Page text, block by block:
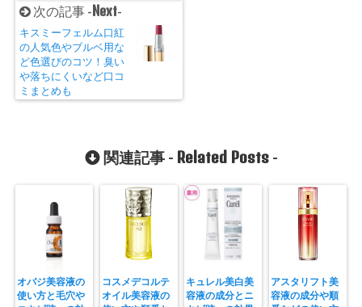
次の記事 - Next-
キスミーフェルム口紅
の人気色やブルベ用な
ど色選びのコツ！臭い
や落ちにくいなど口コ
ミまとめも
関連記事 - Related Posts-
オバジ美容液の
使い方と毛穴や
コスメデコルテ
オイル美容液の
キュレル美白美
容液の成分とニ
アスタリフト美
容液の成分や順